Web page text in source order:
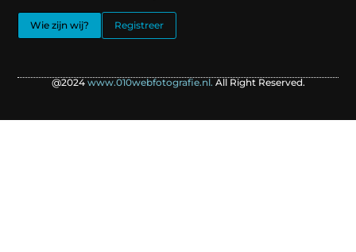
Wie zijn wij? Registreer
@2024 www.010webfotografie.nl. All Right Reserved.